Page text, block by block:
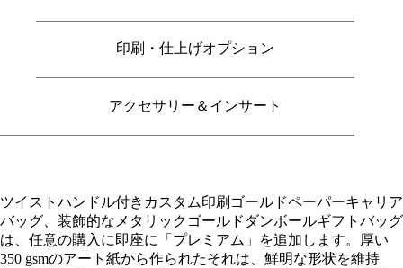
印刷・仕上げオプション
アクセサリー＆インサート
ツイストハンドル付きカスタム印刷ゴールドペーパーキャリア
バッグ、装飾的なメタリックゴールドダンボールギフトバッグ
は、任意の購入に即座に「プレミアム」を追加します。厚い
350 gsmのアート紙から作られたそれは、鮮明な形状を維持